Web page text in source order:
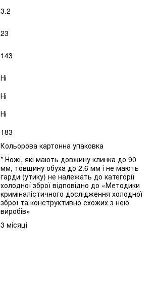
3.2
23
143
Ні
Ні
Ні
183
Кольорова картонна упаковка
* Ножі, які мають довжину клинка до 90
мм, товщину обуха до 2.6 мм і не мають
гарди (утику) не належать до категорії
холодної зброї відповідно до «Методики
криміналістичного дослідження холодної
зброї та конструктивно схожих з нею
виробів»
3 місяці